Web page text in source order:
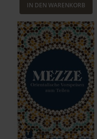
IN DEN WARENKORB